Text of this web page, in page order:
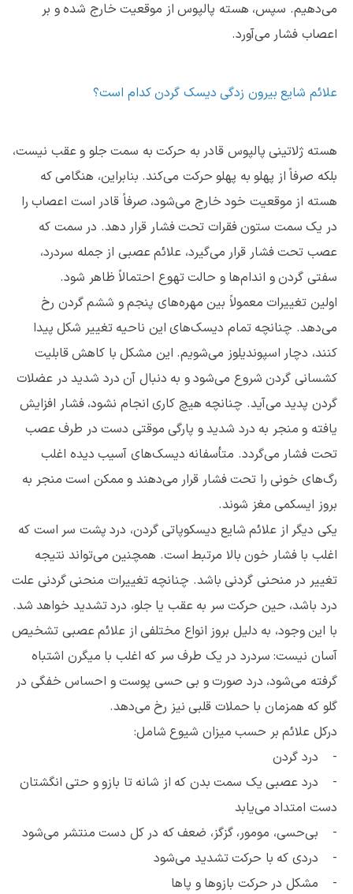
می‌دهیم. سپس، هسته پالپوس از موقعیت خارج شده و بر
اعصاب فشار می‌آورد.
علائم شایع بیرون زدگی دیسک گردن کدام است؟
هسته ژلاتینی پالپوس قادر به حرکت به سمت جلو و عقب نیست،
بلکه صرفاً از پهلو به پهلو حرکت می‌کند. بنابراین، هنگامی که
هسته از موقعیت خود خارج می‌شود، صرفاً قادر است اعصاب را
در یک سمت ستون فقرات تحت فشار قرار دهد. در سمت که
عصب تحت فشار قرار می‌گیرد، علائم عصبی از جمله سردرد،
سفتی گردن و اندام‌ها و حالت تهوع احتمالاً ظاهر شود.
اولین تغییرات معمولاً بین مهره‌های پنجم و ششم گردن رخ
می‌دهد. چنانچه تمام دیسک‌های این ناحیه تغییر شکل پیدا
کنند، دچار اسپوندیلوز می‌شویم. این مشکل با کاهش قابلیت
کشسانی گردن شروع می‌شود و به دنبال آن درد شدید در عضلات
گردن پدید می‌آید. چنانچه هیچ کاری انجام نشود، فشار افزایش
یافته و منجر به درد شدید و پارگی موقتی دست در طرف عصب
تحت فشار می‌گردد. متأسفانه دیسک‌های آسیب دیده اغلب
رگ‌های خونی را تحت فشار قرار می‌دهند و ممکن است منجر به
بروز ایسکمی مغز شوند.
یکی دیگر از علائم شایع دیسکوپاتی گردن، درد پشت سر است که
اغلب با فشار خون بالا مرتبط است. همچنین می‌تواند نتیجه
تغییر در منحنی گردنی باشد. چنانچه تغییرات منحنی گردنی علت
درد باشد، حین حرکت سر به عقب یا جلو، درد تشدید خواهد شد.
با این وجود، به دلیل بروز انواع مختلفی از علائم عصبی تشخیص
آسان نیست: سردرد در یک طرف سر که اغلب با میگرن اشتباه
گرفته می‌شود، درد صورت و بی حسی پوست و احساس خفگی در
گلو که همزمان با حملات قلبی نیز رخ می‌دهد.
درکل علائم بر حسب میزان شیوع شامل:
- درد گردن
- درد عصبی یک سمت بدن که از شانه تا بازو و حتی انگشتان
دست امتداد می‌یابد
- بی‌حسی، مومور، گزگز، ضعف که در کل دست منتشر می‌شود
- دردی که با حرکت تشدید می‌شود
- مشکل در حرکت بازوها و پاها